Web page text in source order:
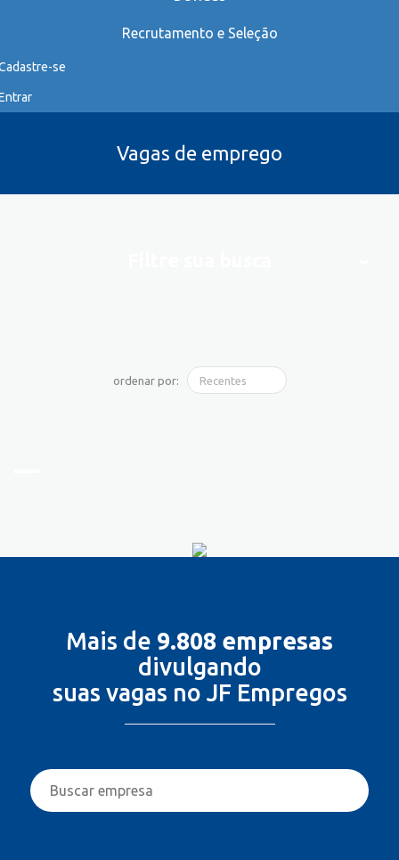
Recrutamento e Seleção
se
Vagas de emprego
ordenar por:
Mais de 9.808 empresas
divulgando
suas vagas no JF Empregos